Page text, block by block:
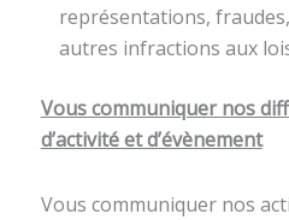
représentations,
autres infractions aux
Vous communiquer nos
d’activité et d’évènement
Vous communiquer nos